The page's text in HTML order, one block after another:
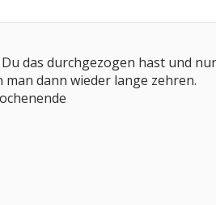
das durchgezogen hast und
dann wieder lange zehren.